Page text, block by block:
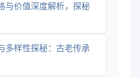
与价值深度解析，探秘
多样性探秘：古老传承